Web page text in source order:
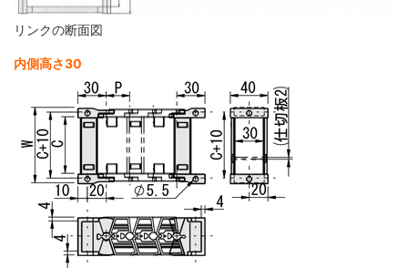
リンクの断面図
内側高さ30